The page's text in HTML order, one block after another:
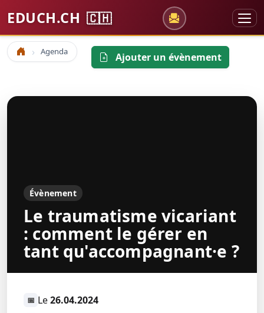
EDUCH.CH 🇨🇭
Accueil Agenda Ajouter un évènement
Évènement
Le traumatisme vicariant
: comment le gérer en
tant qu'accompagnant·e ?
📅 Le26.04.2024